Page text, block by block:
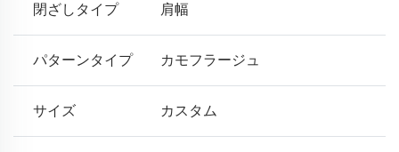
閉ざしタイプ 肩幅
パターンタイプ カモフラージュ
サイズ カスタム